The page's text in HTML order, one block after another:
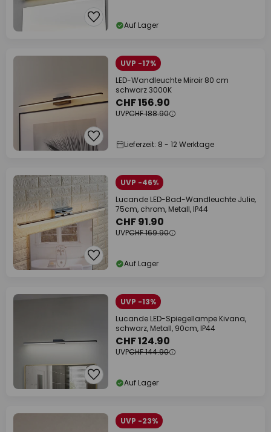
Auf Lager
UVP -17%
LED-Wandleuchte Miroir 80 cm
schwarz 3000K
CHF 156.90
UVPCHF 188.90
Lieferzeit: 8 - 12 Werktage
UVP -46%
Lucande LED-Bad-Wandleuchte Julie,
75cm, chrom, Metall, IP44
CHF 91.90
UVPCHF 169.90
Auf Lager
UVP -13%
Lucande LED-Spiegellampe Kivana,
schwarz, Metall, 90cm, IP44
CHF 124.90
UVPCHF 144.90
Auf Lager
UVP -23%